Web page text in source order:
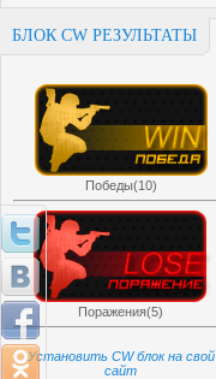
БЛОК CW РЕЗУЛЬТАТЫ
Победы(10)
Поражения(5)
Установить CW блок на свой
сайт